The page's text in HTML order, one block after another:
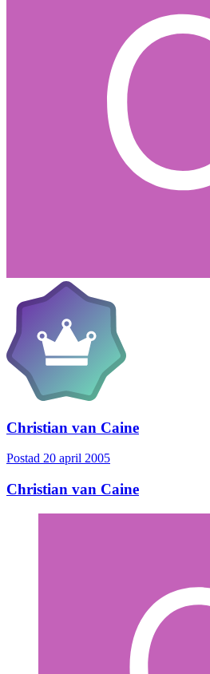
Christian van Caine
Postad 20 april 2005
Christian van Caine